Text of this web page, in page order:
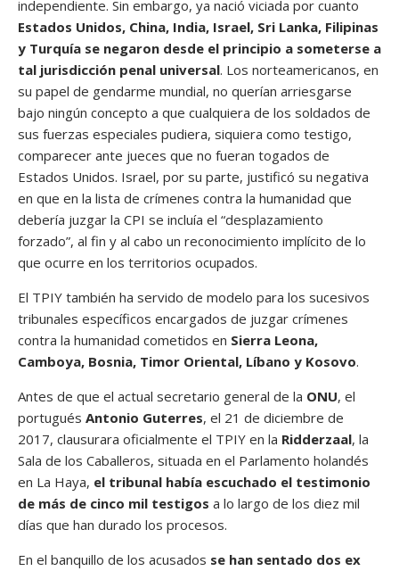
independiente. Sin embargo, ya nació viciada por cuanto
Estados Unidos, China, India, Israel, Sri Lanka, Filipinas
y Turquía se negaron desde el principio a someterse a
tal jurisdicción penal universal. Los norteamericanos, en
su papel de gendarme mundial, no querían arriesgarse
bajo ningún concepto a que cualquiera de los soldados de
sus fuerzas especiales pudiera, siquiera como testigo,
comparecer ante jueces que no fueran togados de
Estados Unidos. Israel, por su parte, justificó su negativa
en que en la lista de crímenes contra la humanidad que
debería juzgar la CPI se incluía el “desplazamiento
forzado”, al fin y al cabo un reconocimiento implícito de lo
que ocurre en los territorios ocupados.
El TPIY también ha servido de modelo para los sucesivos
tribunales específicos encargados de juzgar crímenes
contra la humanidad cometidos en Sierra Leona,
Camboya, Bosnia, Timor Oriental, Líbano y Kosovo.
Antes de que el actual secretario general de la ONU, el
portugués Antonio Guterres, el 21 de diciembre de
2017, clausurara oficialmente el TPIY en la Ridderzaal, la
Sala de los Caballeros, situada en el Parlamento holandés
en La Haya, el tribunal había escuchado el testimonio
de más de cinco mil testigos a lo largo de los diez mil
días que han durado los procesos.
En el banquillo de los acusados se han sentado dos ex